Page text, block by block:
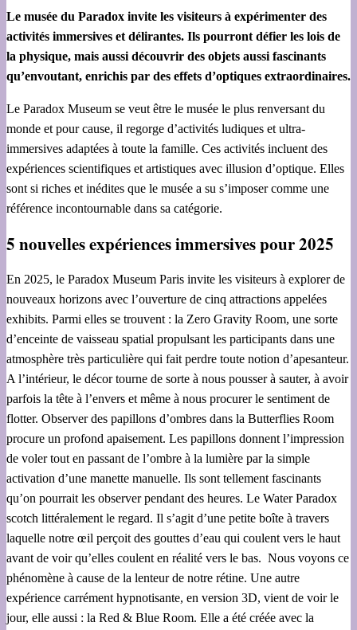
Le musée du Paradox invite les visiteurs à expérimenter des
activités immersives et délirantes. Ils pourront défier les lois de
la physique, mais aussi découvrir des objets aussi fascinants
qu’envoutant, enrichis par des effets d’optiques extraordinaires.
Le Paradox Museum se veut être le musée le plus renversant du
monde et pour cause, il regorge d’activités ludiques et ultra-
immersives adaptées à toute la famille. Ces activités incluent des
expériences scientifiques et artistiques avec illusion d’optique. Elles
sont si riches et inédites que le musée a su s’imposer comme une
référence incontournable dans sa catégorie.
5 nouvelles expériences immersives pour 2025
En 2025, le Paradox Museum Paris invite les visiteurs à explorer de
nouveaux horizons avec l’ouverture de cinq attractions appelées
exhibits. Parmi elles se trouvent : la Zero Gravity Room, une sorte
d’enceinte de vaisseau spatial propulsant les participants dans une
atmosphère très particulière qui fait perdre toute notion d’apesanteur.
A l’intérieur, le décor tourne de sorte à nous pousser à sauter, à avoir
parfois la tête à l’envers et même à nous procurer le sentiment de
flotter. Observer des papillons d’ombres dans la Butterflies Room
procure un profond apaisement. Les papillons donnent l’impression
de voler tout en passant de l’ombre à la lumière par la simple
activation d’une manette manuelle. Ils sont tellement fascinants
qu’on pourrait les observer pendant des heures. Le Water Paradox
scotch littéralement le regard. Il s’agit d’une petite boîte à travers
laquelle notre œil perçoit des gouttes d’eau qui coulent vers le haut
avant de voir qu’elles coulent en réalité vers le bas. Nous voyons ce
phénomène à cause de la lenteur de notre rétine. Une autre
expérience carrément hypnotisante, en version 3D, vient de voir le
jour, elle aussi : la Red & Blue Room. Elle a été créée avec la